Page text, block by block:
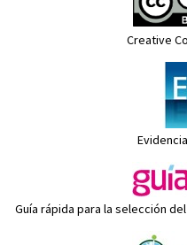
Creative
Guía rápida para la selección